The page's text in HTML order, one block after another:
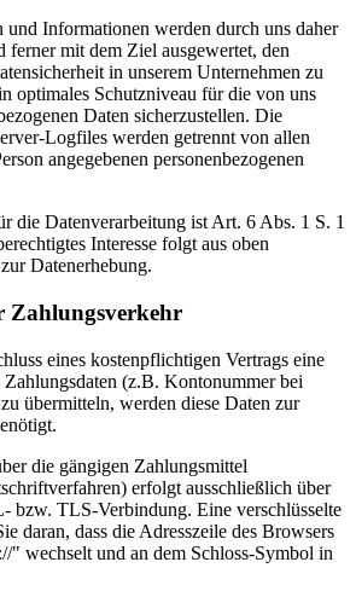
und Informationen werden durch uns daher
ferner mit dem Ziel ausgewertet, den
in unserem Unternehmen zu
optimales Schutzniveau für die von uns
Daten sicherzustellen. Die
Logfiles werden getrennt von allen
angegebenen personenbezogenen
die Datenverarbeitung ist Art. 6 Abs. 1 S. 1
Interesse folgt aus oben
Datenerhebung.
Zahlungsverkehr
eines kostenpflichtigen Vertrags eine
(z.B. Kontonummer bei
übermitteln, werden diese Daten zur
die gängigen Zahlungsmittel
erfolgt ausschließlich über
bzw. TLS-Verbindung. Eine verschlüsselte
daran, dass die Adresszeile des Browsers
wechselt und an dem Schloss-Symbol in